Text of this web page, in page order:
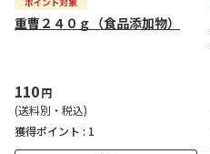
重曹２４０ｇ（食品添加物）
110円
(送料別・税込)
獲得ポイント : 1